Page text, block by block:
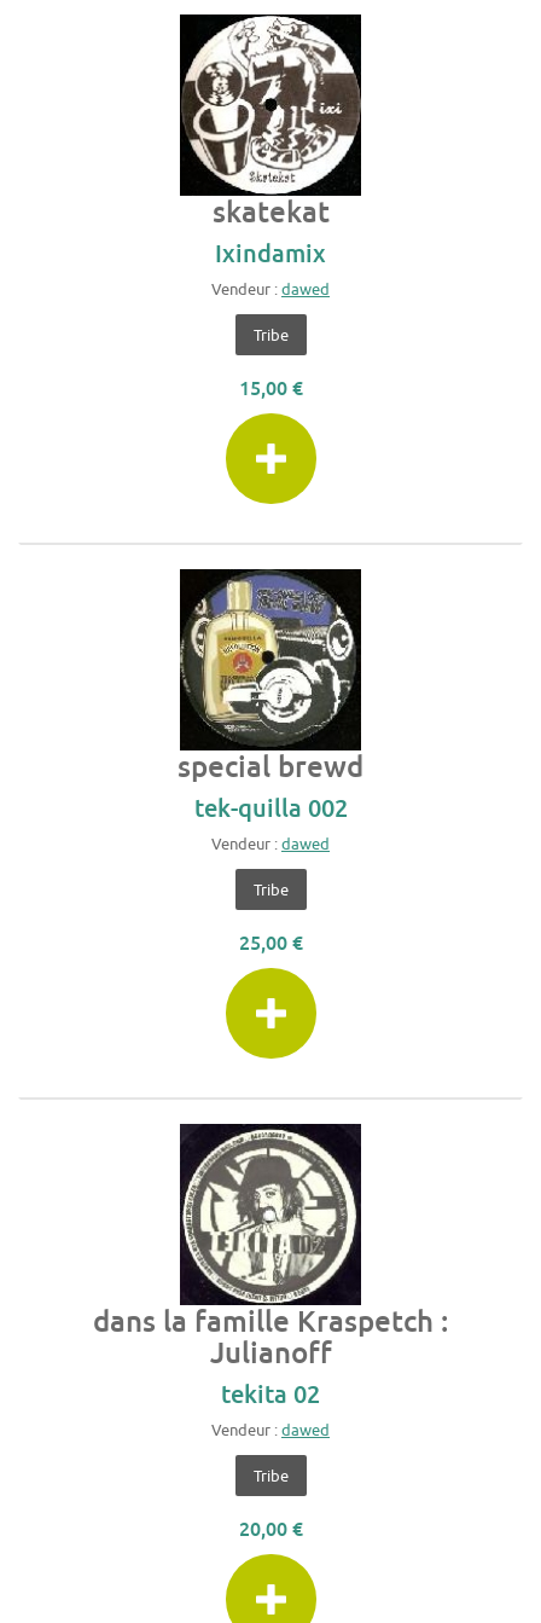
skatekat
Ixindamix
Vendeur :dawed
Tribe
15,00 €
special brewd
tek-quilla 002
Vendeur :dawed
Tribe
25,00 €
dans la famille Kraspetch :
Julianoff
tekita 02
Vendeur :dawed
Tribe
20,00 €